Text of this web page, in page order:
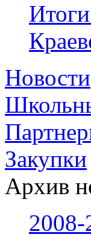
Новости
Закупки
Архив
2008-